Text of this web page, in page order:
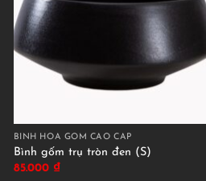
BÌNH HOA GỐM CAO CẤP
Bình gốm trụ tròn đen (S)
85.000 ₫